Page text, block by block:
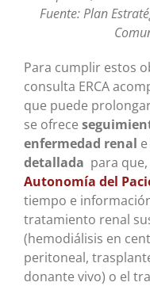
Fuente: Plan
Para cumplir estos
consulta ERCA
que puede
se ofrece
enfermedad renal e
detallada para
Autonomía del
tiempo e
tratamiento renal
(hemodiálisis en
peritoneal,
donante vivo) o el